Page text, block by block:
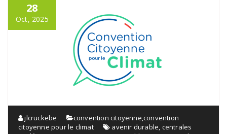
28
Oct, 2025
jlcruckebe convention citoyenne,convention
citoyenne pour le climat
avenir durable, centrales